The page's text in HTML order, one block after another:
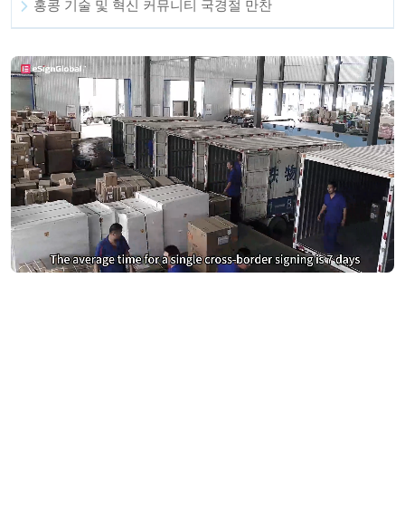
홍콩 기술 및 혁신 커뮤니티 국경절 만찬